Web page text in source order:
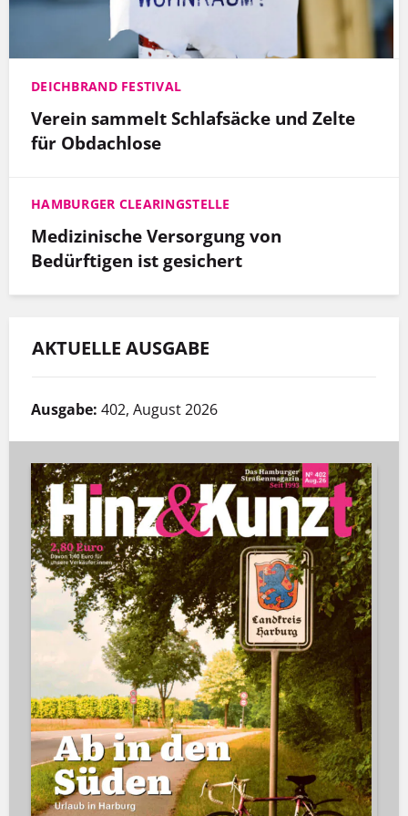
DEICHBRAND FESTIVAL
Verein sammelt Schlafsäcke und Zelte
für Obdachlose
HAMBURGER CLEARINGSTELLE
Medizinische Versorgung von
Bedürftigen ist gesichert
AKTUELLE AUSGABE
Ausgabe: 402, August 2026